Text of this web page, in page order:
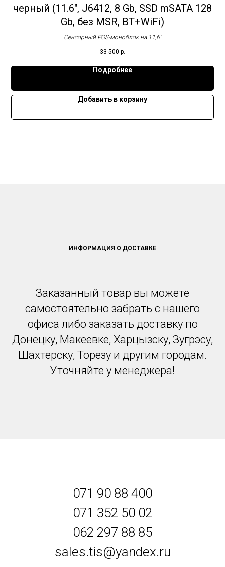
черный (11.6", J6412, 8 Gb, SSD mSATA 128
Gb, без MSR, BT+WiFi)
Сенсорный POS-моноблок на 11,6"
33 500 р.
Подробнее
Добавить в корзину
ИНФОРМАЦИЯ О ДОСТАВКЕ
Заказанный товар вы можете
самостоятельно забрать с нашего
офиса либо заказать доставку по
Донецку, Макеевке, Харцызску, Зугрэсу,
Шахтерску, Торезу и другим городам.
Уточняйте у менеджера!
071 90 88 400
071 352 50 02
062 297 88 85
sales.tis@yandex.ru